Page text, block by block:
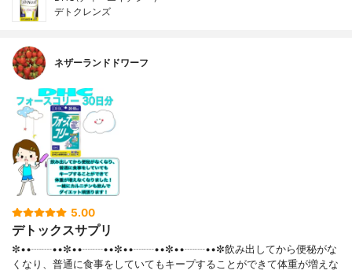
デトクレンズ
ネザーランドドワーフ
5.00
デトックスサプリ
✼••┈┈••✼••┈┈••✼••┈┈••✼••┈┈••✼飲み出してから便秘がな
くなり、普通に食事をしていてもキープすることができて体重が増えな